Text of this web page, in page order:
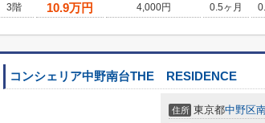
3階
10.9万円 4,000円 0.5ヶ月
コンシェリア中野南台THE RESIDENCE
住所 東京都中野区